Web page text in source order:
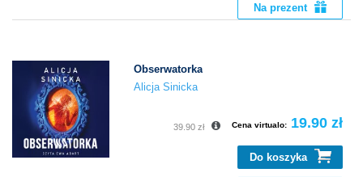
Na prezent
Obserwatorka
Alicja Sinicka
Cena virtualo: 19.90 zł
39.90 zł
Do koszyka